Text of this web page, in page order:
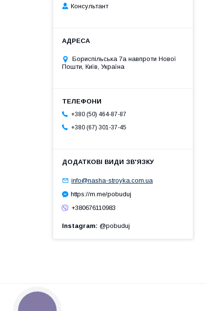
Консультант
Бориспільська 7а навпроти Нової
Пошти, Київ, Україна
+380 (50) 464-87-87
+380 (67) 301-37-45
info@nasha-stroyka.com.ua
https://m.me/pobuduj
+380676110983
Instagram @pobuduj